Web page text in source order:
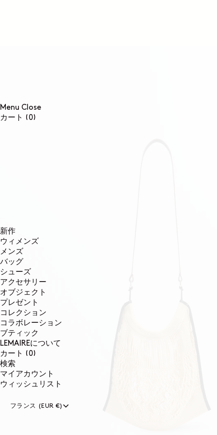
Menu Close
カート
(0)
新作
ウィメンズ
メンズ
バッグ
シューズ
アクセサリー
オブジェクト
プレゼント
コレクション
コラボレーション
ブティック
LEMAIREについて
カート
(0)
検索
マイアカウント
ウィッシュリスト
フランス (EUR €)